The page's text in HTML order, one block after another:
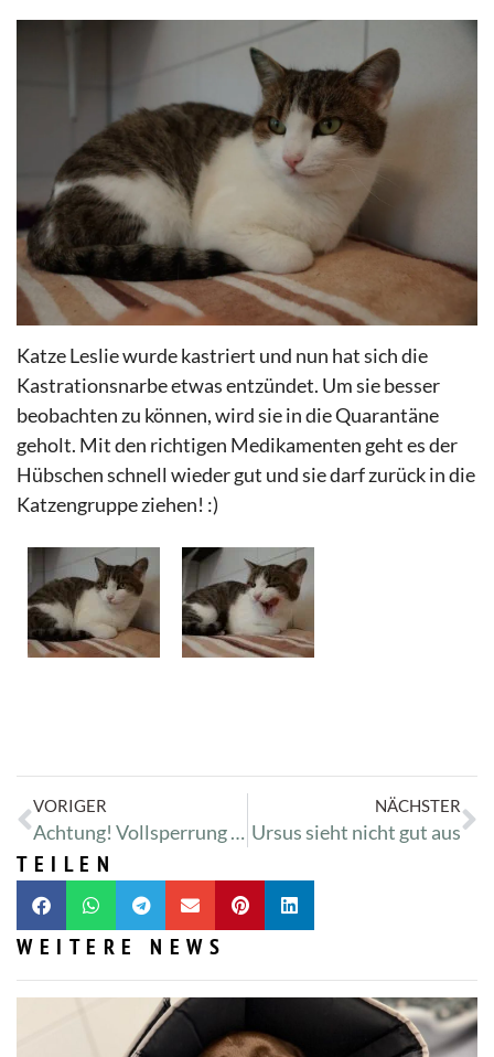
Katze Leslie wurde kastriert und nun hat sich die
Kastrationsnarbe etwas entzündet. Um sie besser
beobachten zu können, wird sie in die Quarantäne
geholt. Mit den richtigen Medikamenten geht es der
Hübschen schnell wieder gut und sie darf zurück in die
Katzengruppe ziehen! :)
VORIGER
Achtung! Vollsperrung der B401 bis zum 04. Dezember
NÄCHSTER
Ursus sieht nicht gut aus
TEILEN
WEITERE NEWS